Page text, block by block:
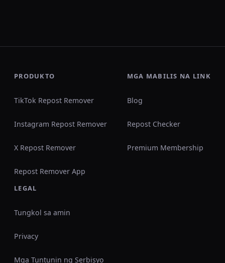
PRODUKTO
TikTok Repost Remover
Instagram Repost Remover
X Repost Remover
Repost Remover App
MGA MABILIS NA LINK
Blog
Repost Checker
Premium Membership
LEGAL
Tungkol sa amin
Privacy
Mga Tuntunin ng Serbisyo